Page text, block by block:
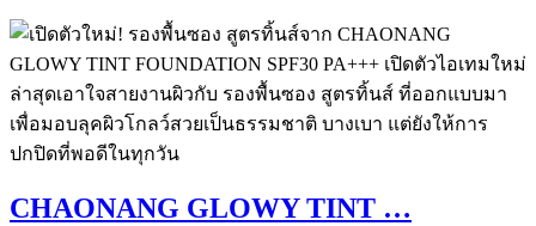
CHAONANG GLOWY TINT …